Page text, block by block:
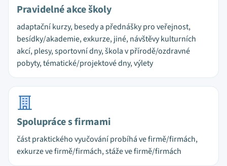
Pravidelné akce školy
adaptační kurzy, besedy a přednášky pro veřejnost,
besídky/akademie, exkurze, jiné, návštěvy kulturních
akcí, plesy, sportovní dny, škola v přírodě/ozdravné
pobyty, tématické/projektové dny, výlety
Spolupráce s firmami
část praktického vyučování probíhá ve firmě/firmách,
exkurze ve firmě/firmách, stáže ve firmě/firmách